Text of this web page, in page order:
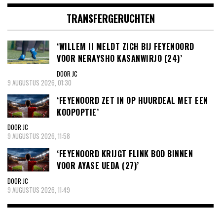
TRANSFERGERUCHTEN
‘WILLEM II MELDT ZICH BIJ FEYENOORD
VOOR NERAYSHO KASANWIRJO (24)’
DOOR JC
9 AUGUSTUS 2026, 01:30
‘FEYENOORD ZET IN OP HUURDEAL MET EEN
KOOPOPTIE’
DOOR JC
9 AUGUSTUS 2026, 11:58
‘FEYENOORD KRIJGT FLINK BOD BINNEN
VOOR AYASE UEDA (27)’
DOOR JC
9 AUGUSTUS 2026, 11:49